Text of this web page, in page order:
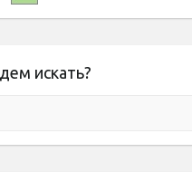
искать?